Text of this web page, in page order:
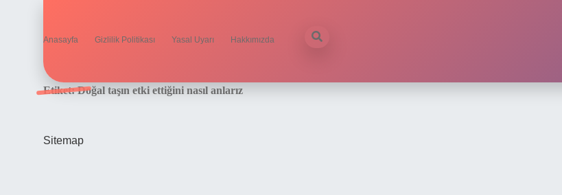
Anasayfa Gizlilik Politikası Yasal Uyarı Hakkımızda
Etiket:Doğal taşın etki ettiğini nasıl anlarız
Sitemap